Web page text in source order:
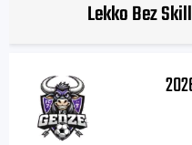
Lekko Bez